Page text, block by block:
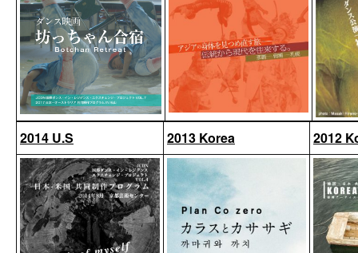
2014 U.S 2013 Korea 2012